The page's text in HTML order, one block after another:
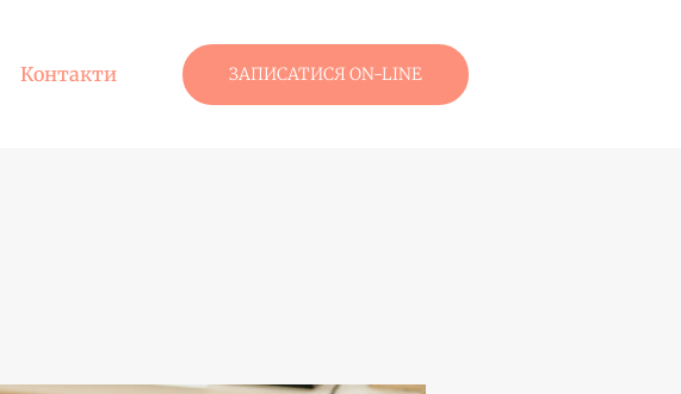
Контакти ЗАПИСАТИСЯ ON-LINE